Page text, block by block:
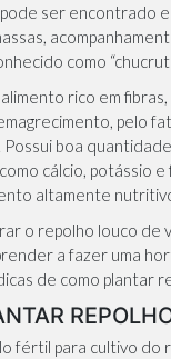
ser encontrado
como
rico em
pelo
Possui boa
cálcio, potássio
altamente
o repolho louco de
a fazer uma
de como plantar
fértil para cultivo do